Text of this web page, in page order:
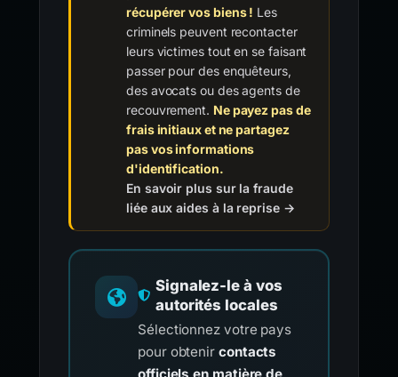
récupérer vos biens ! Les
criminels peuvent recontacter
leurs victimes tout en se faisant
passer pour des enquêteurs,
des avocats ou des agents de
recouvrement. Ne payez pas de
frais initiaux et ne partagez
pas vos informations
d'identification.
En savoir plus sur la fraude
liée aux aides à la reprise →
Signalez-le à vos
autorités locales
Sélectionnez votre pays
pour obtenir contacts